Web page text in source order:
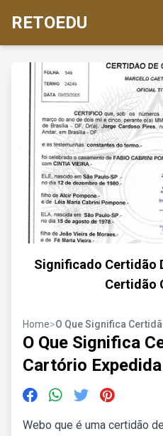
RETOEDU
Significado Certidão
Certidão
Home>O Que Significa
O Que Significa
Cartório Expedida
Webo que é uma certidão